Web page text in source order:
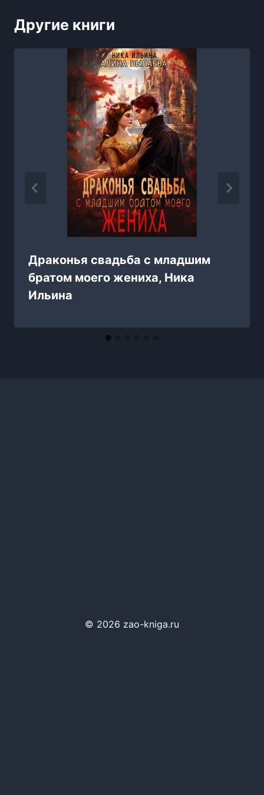
Другие книги
Драконья свадьба с младшим
братом моего жениха, Ника
Ильина
© 2026 zao-kniga.ru